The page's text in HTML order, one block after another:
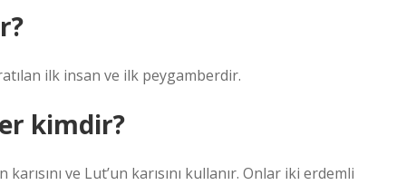
ilk insan ve ilk peygamberdir.
kimdir?
ve Lut’un karısını kullanır. Onlar iki erdemli